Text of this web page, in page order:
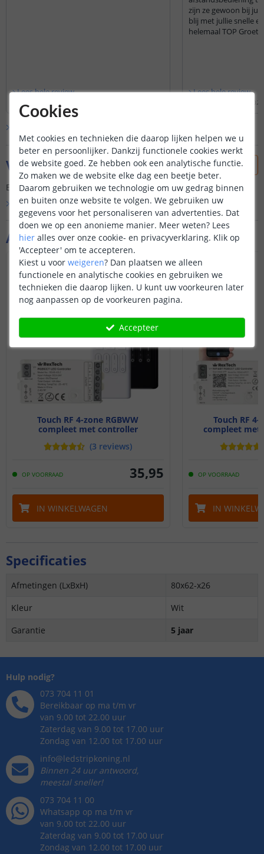
Aanvullende producten
Touch RF 4-zone RGBWW
compleet met controller
(3 reviews)
OP VOORRAAD 35,95
IN WINKELWAGEN
Touch RF 4-
compleet met
OP VOORRAAD
IN
Lees hele review
zijn ze gewoon bij
blij met jullie snelle
helemaal TOP
Lees hele review
5 april 2020
Vraag & antwoord
Er is nog geen vraag gesteld over dit product.
Bekijk alle Vraag & antwoord
Specificaties
Afmetingen (LxBxH)
80x62-x26
Kleur
Wit
Garantie
5 jaar
Hulp nodig?
073 704 11 01
Bereikbaar op ma t/m vr
van 9.00 tot 22.00 uur
Zaterdag van 9.00 tot 17.00 uur
Zondag van 12.00 tot 17.00 uur
info@ledstripkoning.nl
Binnen 24 uur antwoord,
meestal sneller!
073 704 11 00
Whatsapp op ma t/m vr
van 9.00 tot 22.00 uur
Zaterdag van 9.00 tot 17.00 uur
Zondag van 12.00 tot 17.00 uur
Cookies
Met cookies en technieken die daarop lijken helpen we u
beter en persoonlijker. Dankzij functionele cookies werkt
de website goed. Ze hebben ook een analytische functie.
Zo maken we de website elke dag een beetje beter.
Daarom gebruiken we technologie om uw gedrag binnen
en buiten onze website te volgen. We gebruiken uw
gegevens voor het personaliseren van advertenties. Dat
doen we op een anonieme manier. Meer weten? Lees
hier alles over onze cookie- en privacyverklaring. Klik op
'Accepteer' om te accepteren.
Kiest u voor weigeren? Dan plaatsen we alleen
functionele en analytische cookies en gebruiken we
technieken die daarop lijken. U kunt uw voorkeuren later
nog aanpassen op de voorkeuren pagina.
Accepteer